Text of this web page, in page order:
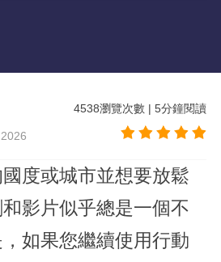
4538瀏覽次數 |5分鐘閱讀
度或城市並想要放鬆
影片似乎總是一個不
如果您繼續使用行動